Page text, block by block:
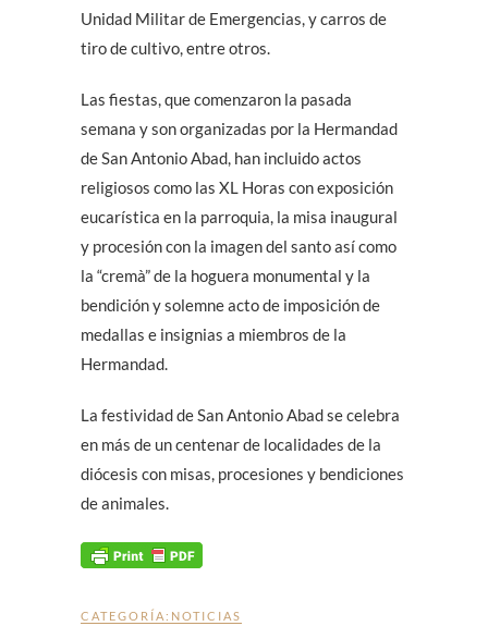
Unidad Militar de Emergencias, y carros de
tiro de cultivo, entre otros.
Las fiestas, que comenzaron la pasada
semana y son organizadas por la Hermandad
de San Antonio Abad, han incluido actos
religiosos como las XL Horas con exposición
eucarística en la parroquia, la misa inaugural
y procesión con la imagen del santo así como
la “cremà” de la hoguera monumental y la
bendición y solemne acto de imposición de
medallas e insignias a miembros de la
Hermandad.
La festividad de San Antonio Abad se celebra
en más de un centenar de localidades de la
diócesis con misas, procesiones y bendiciones
de animales.
CATEGORÍA: NOTICIAS